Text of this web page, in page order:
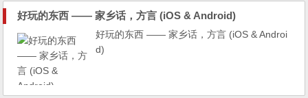
是kmplayer的原作者姜龙喜先生进入daum公
司后的新一代作品，目前正在全力开发中。由
于采用delphi编译程序开发的kmplayer存在一
些弊端，姜龙喜先生为改进播放器本身的一些
好玩的东西 —— 家乡话，方言 (iOS & Android)
好玩的东西 —— 家乡话，方言 (iOS & Androi
d)